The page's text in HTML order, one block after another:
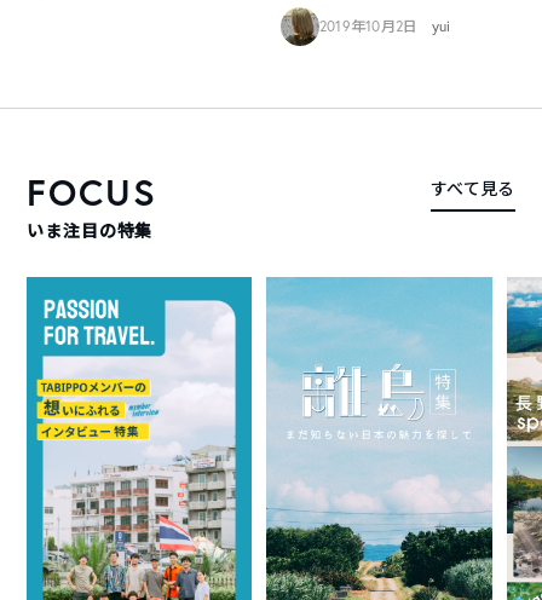
2019年10月2日 yui
FOCUS
いま注目の特集
すべて見る